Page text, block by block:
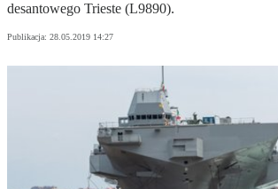
desantowego Trieste (L9890).
Publikacja: 28.05.2019 14:27